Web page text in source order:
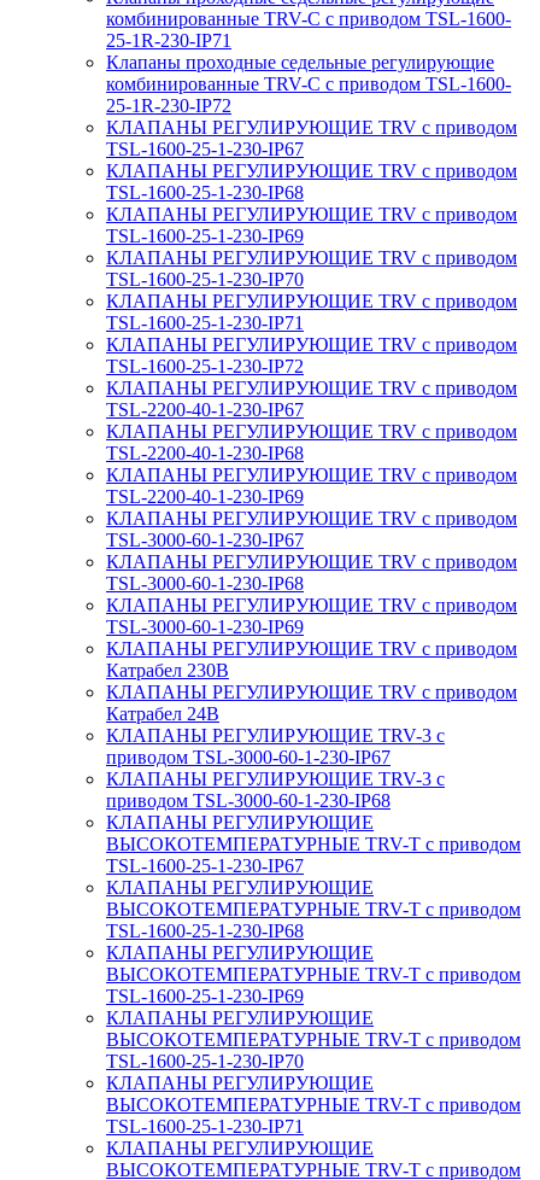
комбинированные TRV-С с приводом TSL-1600-
25-1R-230-IP71
Клапаны проходные седельные регулирующие
комбинированные TRV-С с приводом TSL-1600-
25-1R-230-IP72
КЛАПАНЫ РЕГУЛИРУЮЩИЕ TRV с приводом
TSL-1600-25-1-230-IP67
КЛАПАНЫ РЕГУЛИРУЮЩИЕ TRV с приводом
TSL-1600-25-1-230-IP68
КЛАПАНЫ РЕГУЛИРУЮЩИЕ TRV с приводом
TSL-1600-25-1-230-IP69
КЛАПАНЫ РЕГУЛИРУЮЩИЕ TRV с приводом
TSL-1600-25-1-230-IP70
КЛАПАНЫ РЕГУЛИРУЮЩИЕ TRV с приводом
TSL-1600-25-1-230-IP71
КЛАПАНЫ РЕГУЛИРУЮЩИЕ TRV с приводом
TSL-1600-25-1-230-IP72
КЛАПАНЫ РЕГУЛИРУЮЩИЕ TRV с приводом
TSL-2200-40-1-230-IP67
КЛАПАНЫ РЕГУЛИРУЮЩИЕ TRV с приводом
TSL-2200-40-1-230-IP68
КЛАПАНЫ РЕГУЛИРУЮЩИЕ TRV с приводом
TSL-2200-40-1-230-IP69
КЛАПАНЫ РЕГУЛИРУЮЩИЕ TRV с приводом
TSL-3000-60-1-230-IP67
КЛАПАНЫ РЕГУЛИРУЮЩИЕ TRV с приводом
TSL-3000-60-1-230-IP68
КЛАПАНЫ РЕГУЛИРУЮЩИЕ TRV с приводом
TSL-3000-60-1-230-IP69
КЛАПАНЫ РЕГУЛИРУЮЩИЕ TRV с приводом
Катрабел 230В
КЛАПАНЫ РЕГУЛИРУЮЩИЕ TRV с приводом
Катрабел 24В
КЛАПАНЫ РЕГУЛИРУЮЩИЕ TRV-3 с
приводом TSL-3000-60-1-230-IP67
КЛАПАНЫ РЕГУЛИРУЮЩИЕ TRV-3 с
приводом TSL-3000-60-1-230-IP68
КЛАПАНЫ РЕГУЛИРУЮЩИЕ
ВЫСОКОТЕМПЕРАТУРНЫЕ TRV-T с приводом
TSL-1600-25-1-230-IP67
КЛАПАНЫ РЕГУЛИРУЮЩИЕ
ВЫСОКОТЕМПЕРАТУРНЫЕ TRV-T с приводом
TSL-1600-25-1-230-IP68
КЛАПАНЫ РЕГУЛИРУЮЩИЕ
ВЫСОКОТЕМПЕРАТУРНЫЕ TRV-T с приводом
TSL-1600-25-1-230-IP69
КЛАПАНЫ РЕГУЛИРУЮЩИЕ
ВЫСОКОТЕМПЕРАТУРНЫЕ TRV-T с приводом
TSL-1600-25-1-230-IP70
КЛАПАНЫ РЕГУЛИРУЮЩИЕ
ВЫСОКОТЕМПЕРАТУРНЫЕ TRV-T с приводом
TSL-1600-25-1-230-IP71
КЛАПАНЫ РЕГУЛИРУЮЩИЕ
ВЫСОКОТЕМПЕРАТУРНЫЕ TRV-T с приводом